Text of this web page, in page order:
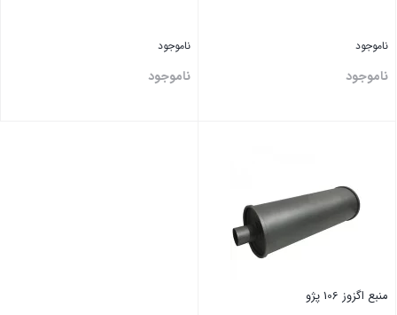
ناموجود
ناموجود
ناموجود
ناموجود
منبع اگزوز 106 پژو